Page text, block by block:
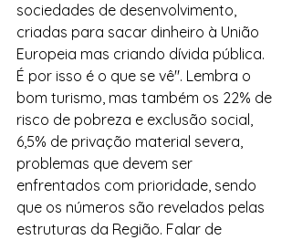
sociedades de desenvolvimento,
criadas para sacar dinheiro à União
Europeia mas criando dívida pública.
É por isso é o que se vê". Lembra o
bom turismo, mas também os 22% de
risco de pobreza e exclusão social,
6,5% de privação material severa,
problemas que devem ser
enfrentados com prioridade, sendo
que os números são revelados pelas
estruturas da Região. Falar de